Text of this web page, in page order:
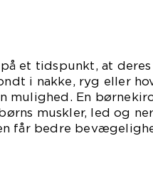
et tidspunkt, at
i nakke, ryg eller
mulighed. En
muskler, led og
får bedre